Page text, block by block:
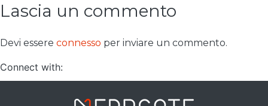
Lascia un commento
Devi essere connesso per inviare un commento.
Connect with: